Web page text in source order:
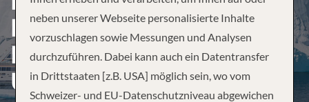
HIGHLIGHTS FIRST HAND –
BUENOS AIRES TO
USHUAIA
neben unserer Webseite personalisierte Inhalte
vorzuschlagen sowie Messungen und Analysen
durchzuführen. Dabei kann auch ein Datentransfer
in Drittstaaten [z.B. USA] möglich sein, wo vom
Schweizer- und EU-Datenschutzniveau abgewichen